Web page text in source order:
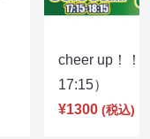
cheer up！
17:15）
¥1300 (税込)